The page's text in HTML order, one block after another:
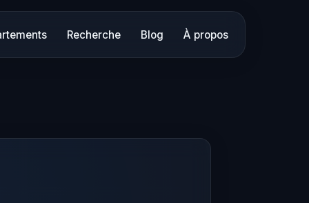
Recherche Blog À propos